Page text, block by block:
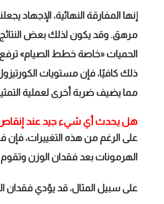
إنها المفارقة النهائية، الإجهاد
مرهق. وقد يكون لذلك بعض
الحميات «خاصة خطط الصيام» ترفع
ذلك كافيًا، فإن مستويات
مما يضيف ضربة أخرى لعملية
هل يحدث أي شيء جيد عند إنقاص
على الرغم من هذه التغييرات،
الهرمونات بعد فقدان الوزن
على سبيل المثال، قد يؤدي فقدان